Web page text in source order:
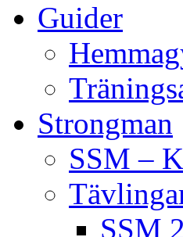
Guider
Strongman
SSM –
SSM